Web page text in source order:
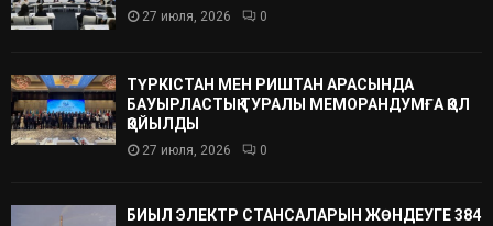
27 июля, 2026 0
ТҮРКІСТАН МЕН РИШТАН АРАСЫНДА
БАУЫРЛАСТЫҚ ТУРАЛЫ МЕМОРАНДУМҒА ҚОЛ
ҚОЙЫЛДЫ
27 июля, 2026 0
БИЫЛ ЭЛЕКТР СТАНСАЛАРЫН ЖӨНДЕУГЕ 384